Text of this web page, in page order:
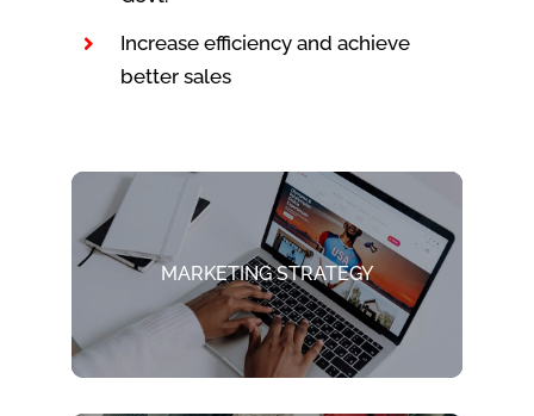
Increase efficiency and achieve
better sales
MARKETING STRATEGY